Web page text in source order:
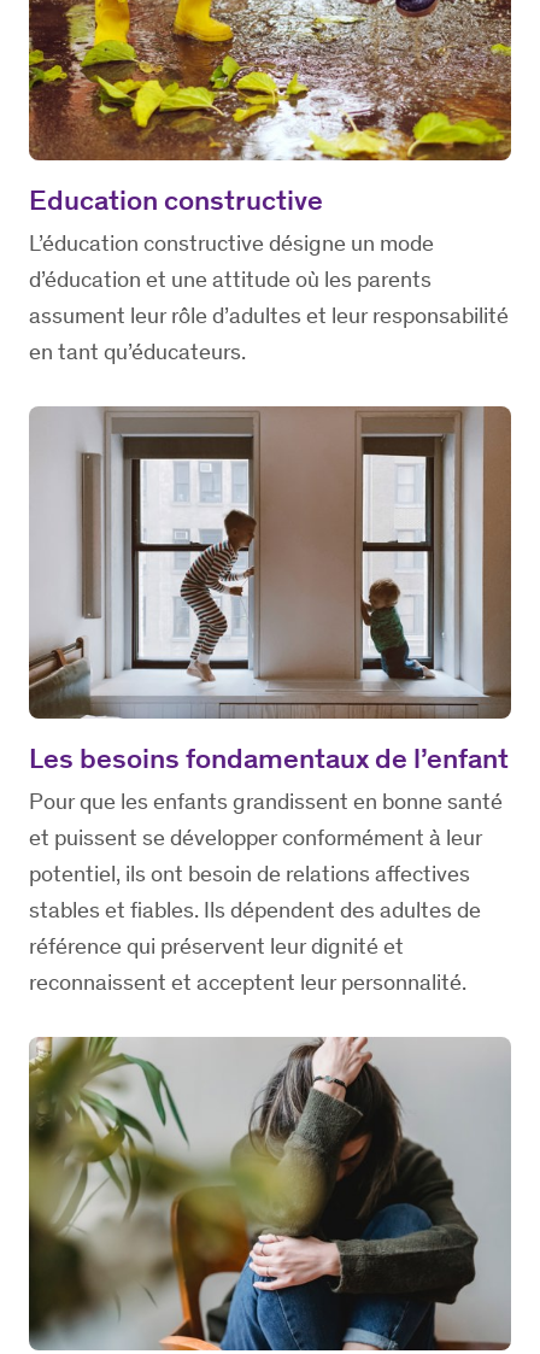
Education constructive
L’éducation constructive désigne un mode
d’éducation et une attitude où les parents
assument leur rôle d’adultes et leur responsabilité
en tant qu’éducateurs.
Les besoins fondamentaux de l’enfant
Pour que les enfants grandissent en bonne santé
et puissent se développer conformément à leur
potentiel, ils ont besoin de relations affectives
stables et fiables. Ils dépendent des adultes de
référence qui préservent leur dignité et
reconnaissent et acceptent leur personnalité.